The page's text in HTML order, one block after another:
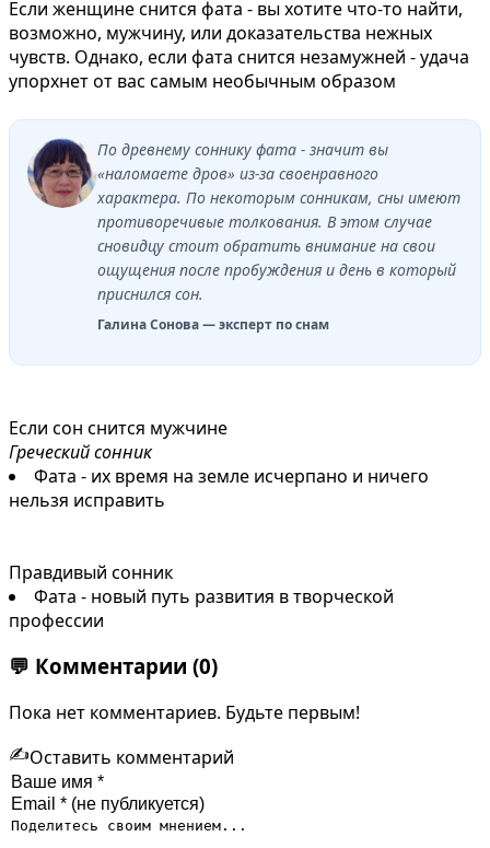
Если женщине снится фата - вы хотите что-то найти,
возможно, мужчину, или доказательства нежных
чувств. Однако, если фата снится незамужней - удача
упорхнет от вас самым необычным образом
По древнему соннику фата - значит вы
«наломаете дров» из-за своенравного
характера. По некоторым сонникам, сны имеют
противоречивые толкования. В этом случае
сновидцу стоит обратить внимание на свои
ощущения после пробуждения и день в который
приснился сон.
Галина Сонова — эксперт по снам
Если сон снится мужчине
Греческий сонник
Фата - их время на земле исчерпано и ничего
нельзя исправить
Правдивый сонник
Фата - новый путь развития в творческой
профессии
💬 Комментарии (0)
Пока нет комментариев. Будьте первым!
✍️Оставить комментарий